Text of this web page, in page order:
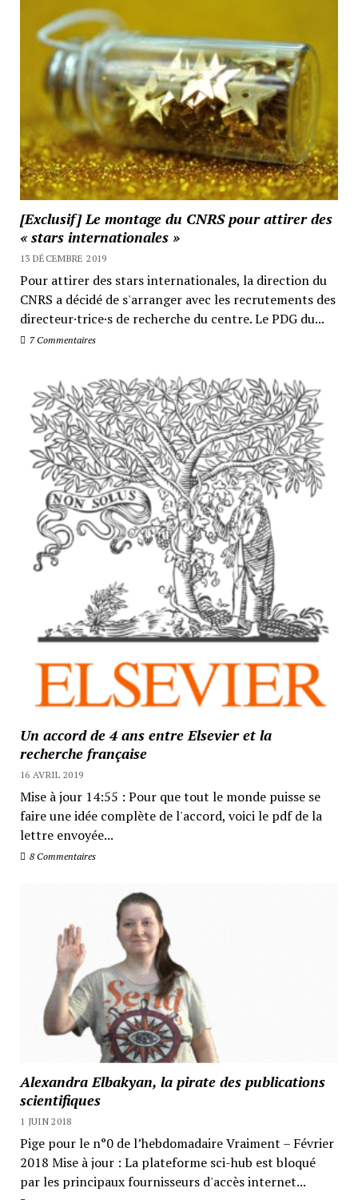
[Exclusif] Le montage du CNRS pour attirer des
« stars internationales »
13 DÉCEMBRE 2019
Pour attirer des stars internationales, la direction du
CNRS a décidé de s'arranger avec les recrutements des
directeur·trice·s de recherche du centre. Le PDG du...
7 Commentaires
Un accord de 4 ans entre Elsevier et la
recherche française
16 AVRIL 2019
Mise à jour 14:55 : Pour que tout le monde puisse se
faire une idée complète de l'accord, voici le pdf de la
lettre envoyée...
8 Commentaires
Alexandra Elbakyan, la pirate des publications
scientifiques
1 JUIN 2018
Pige pour le n°0 de l’hebdomadaire Vraiment – Février
2018 Mise à jour : La plateforme sci-hub est bloqué
par les principaux fournisseurs d'accès internet...